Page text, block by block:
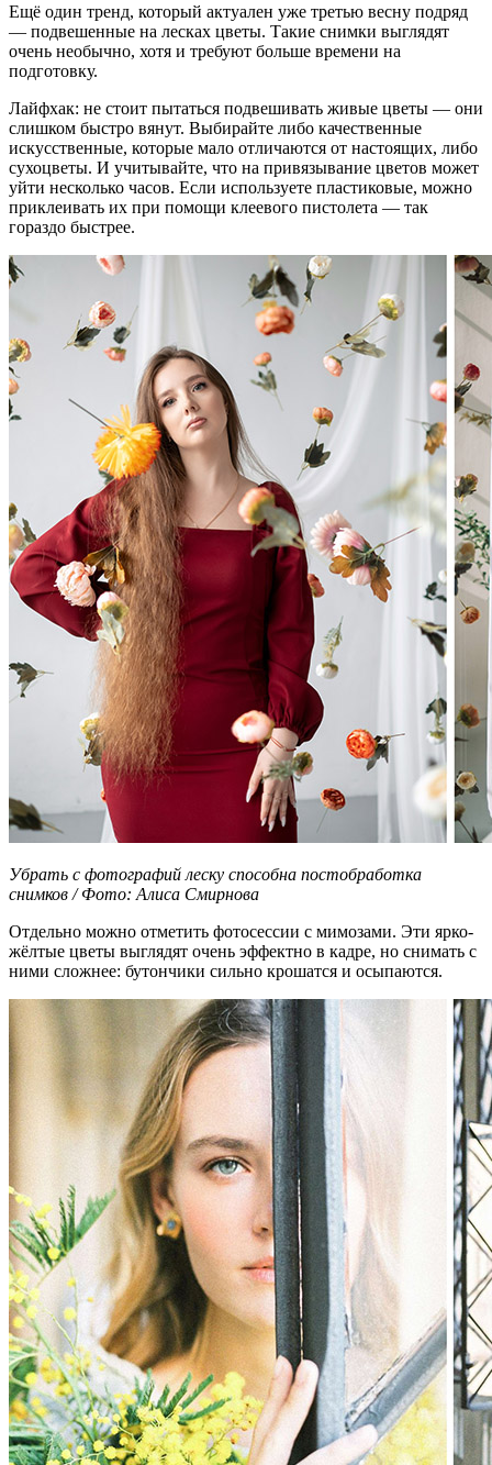
Ещё один тренд, который актуален уже третью весну подряд
— подвешенные на лесках цветы. Такие снимки выглядят
очень необычно, хотя и требуют больше времени на
подготовку.
Лайфхак: не стоит пытаться подвешивать живые цветы — они
слишком быстро вянут. Выбирайте либо качественные
искусственные, которые мало отличаются от настоящих, либо
сухоцветы. И учитывайте, что на привязывание цветов может
уйти несколько часов. Если используете пластиковые, можно
приклеивать их при помощи клеевого пистолета — так
гораздо быстрее.
Убрать с фотографий леску способна постобработка
снимков / Фото: Алиса Смирнова
Отдельно можно отметить фотосессии с мимозами. Эти ярко-
жёлтые цветы выглядят очень эффектно в кадре, но снимать с
ними сложнее: бутончики сильно крошатся и осыпаются.